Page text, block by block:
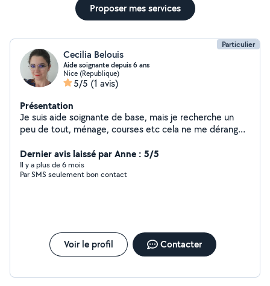
Proposer mes services
Particulier
Cecilia Belouis
Aide soignante depuis 6 ans
Nice (Republique)
5/5 (1 avis)
Présentation
Je suis aide soignante de base, mais je recherche un
peu de tout, ménage, courses etc cela ne me dérange
Dernier avis laissé par Anne : 5/5
Il y a plus de 6 mois
Par SMS seulement bon contact
Voir le profil Contacter